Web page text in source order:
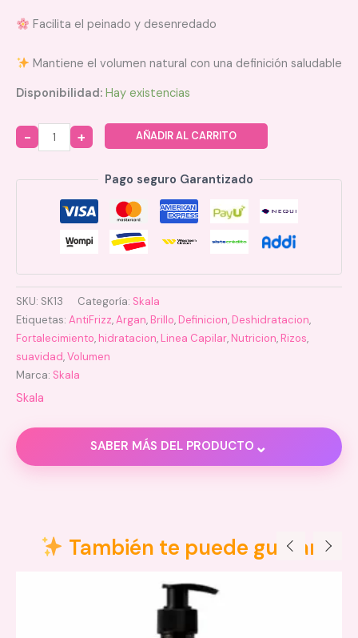
Facilita el peinado y desenredado
Mantiene el volumen natural con una definición saludable
Disponibilidad: Hay existencias
Quantity
AÑADIR AL CARRITO
Pago seguro Garantizado
SKU: SK13 Categoría: Skala
Etiquetas: AntiFrizz,Argan, Brillo, Definicion, Deshidratacion,
Fortalecimiento, hidratacion, Linea Capilar, Nutricion, Rizos,
suavidad,Volumen
Marca: Skala
Skala
SABER MÁS DEL PRODUCTO ⌄
También te puede gustar